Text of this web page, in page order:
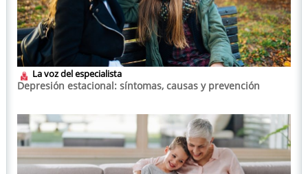
La voz del especialista
Depresión estacional: síntomas, causas y prevención